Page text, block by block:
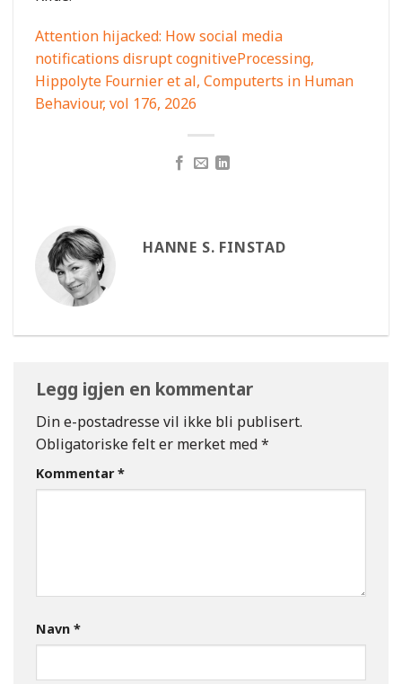
Attention hijacked: How social media
notifications disrupt cognitiveProcessing,
Hippolyte Fournier et al, Computerts in Human
Behaviour, vol 176, 2026
HANNE S. FINSTAD
Legg igjen en kommentar
Din e-postadresse vil ikke bli publisert.
Obligatoriske felt er merket med*
Kommentar*
Navn *